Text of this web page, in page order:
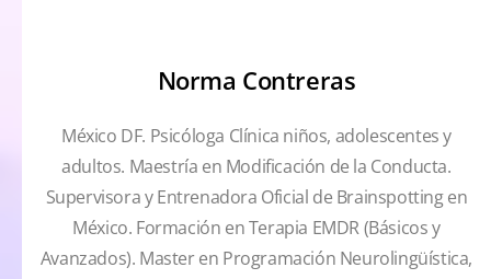
Norma Contreras
México DF. Psicóloga Clínica niños, adolescentes y
adultos. Maestría en Modificación de la Conducta.
Supervisora y Entrenadora Oficial de Brainspotting en
México. Formación en Terapia EMDR (Básicos y
Avanzados). Master en Programación Neurolingüística,